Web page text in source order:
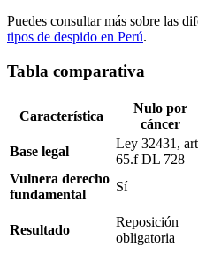
Puedes consultar más sobre las
tipos de despido en Perú.
Tabla comparativa
Característica
Nulo por
cáncer
Base legal
Ley 32431,
65.f DL 728
Vulnera derecho
fundamental
Sí
Resultado
Reposición
obligatoria